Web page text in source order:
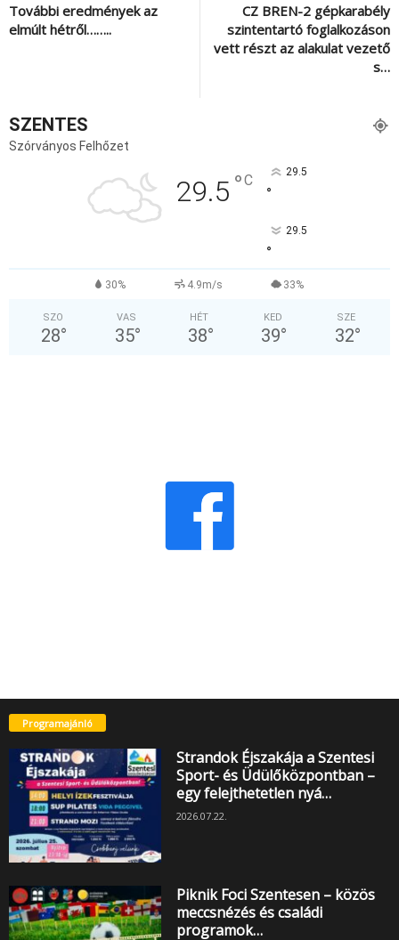
További eredmények az
elmúlt hétről……..
CZ BREN-2 gépkarabély
szintentartó foglalkozáson
vett részt az alakulat vezető
s…
SZENTES
Szórványos Felhőzet
29.5 °C 29.5
°
29.5
°
30% 4.9m/s 33%
SZO
28°
VAS
35°
HÉT
38°
KED
39°
SZE
32°
Programajánló
Strandok Éjszakája a Szentesi
Sport- és Üdülőközpontban –
egy felejthetetlen nyá…
2026.07.22.
Piknik Foci Szentesen – közös
meccsnézés és családi
programok…